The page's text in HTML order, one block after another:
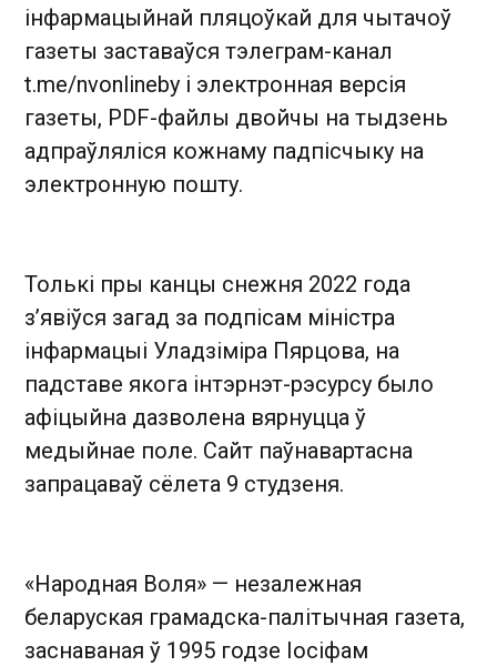
інфармацыйнай пляцоўкай для чытачоў
газеты заставаўся тэлеграм-канал
t.me/nvonlineby і электронная версія
газеты, PDF-файлы двойчы на тыдзень
адпраўляліся кожнаму падпісчыку на
электронную пошту.
Толькі пры канцы снежня 2022 года
з’явіўся загад за подпісам міністра
інфармацыі Уладзіміра Пярцова, на
падставе якога інтэрнэт-рэсурсу было
афіцыйна дазволена вярнуцца ў
медыйнае поле. Сайт паўнавартасна
запрацаваў сёлета 9 студзеня.
«Народная Воля» — незалежная
беларуская грамадска-палітычная газета,
заснаваная ў 1995 годзе Іосіфам